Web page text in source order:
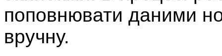
поповнювати даними
вручну.